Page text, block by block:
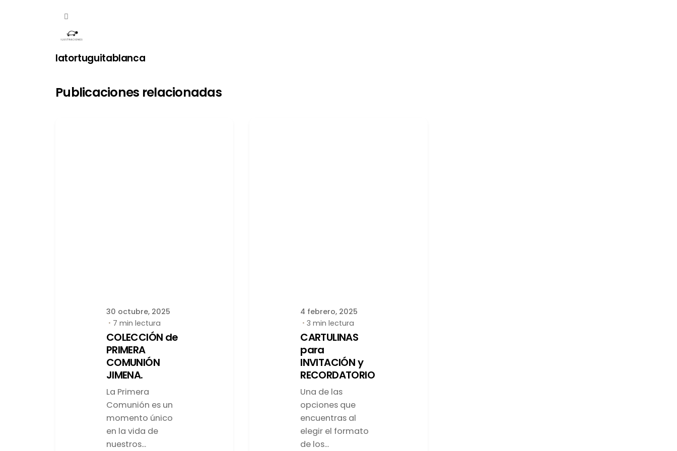
latortuguitablanca
Publicaciones relacionadas
30 octubre, 2025
7 min lectura
COLECCIÓN de
PRIMERA
COMUNIÓN
JIMENA.
La Primera
Comunión es un
momento único
en la vida de
nuestros...
4 febrero, 2025
3 min lectura
CARTULINAS
para
INVITACIÓN y
RECORDATORIO
Una de las
opciones que
encuentras al
elegir el formato
de los...